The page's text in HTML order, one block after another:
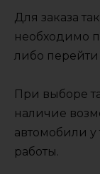
Для заказа
необходимо
либо
При выборе
наличие
автомобили у
работы.